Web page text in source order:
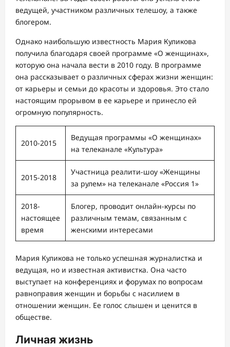
ведущей, участником различных телешоу, а также
блогером.
Однако наибольшую известность Мария Куликова
получила благодаря своей программе «О женщинах»,
которую она начала вести в 2010 году. В программе
она рассказывает о различных сферах жизни женщин:
от карьеры и семьи до красоты и здоровья. Это стало
настоящим прорывом в ее карьере и принесло ей
огромную популярность.
2010-2015
Ведущая программы «О женщинах»
на телеканале «Культура»
2015-2018
Участница реалити-шоу «Женщины
за рулем» на телеканале «Россия 1»
2018-
настоящее
время
Блогер, проводит онлайн-курсы по
различным темам, связанным с
женскими интересами
Мария Куликова не только успешная журналистка и
ведущая, но и известная активистка. Она часто
выступает на конференциях и форумах по вопросам
равноправия женщин и борьбы с насилием в
отношении женщин. Ее голос слышен и ценится в
обществе.
Личная жизнь